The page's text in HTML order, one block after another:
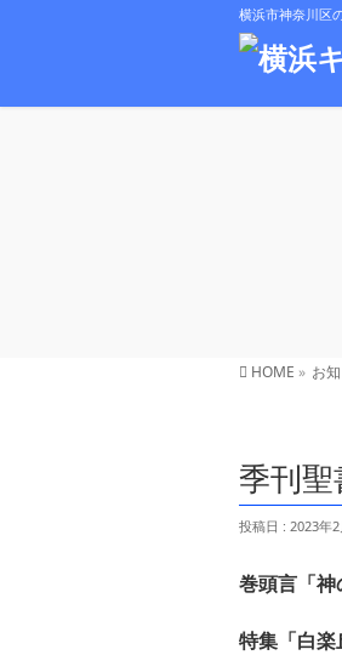
横浜市神奈川区
HOME » お
季刊
投稿日 : 2023年2
巻頭言「神
特集「白楽